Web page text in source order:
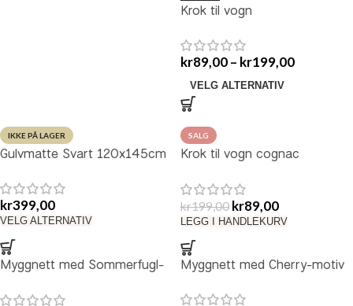
Krok til vogn
kr89,00– kr199,00
VELG ALTERNATIV
IKKE PÅ LAGER
Gulvmatte Svart 120x145cm
kr399,00
VELG ALTERNATIV
SALG
Krok til vogn cognac
kr199,00 kr89,00
LEGG I HANDLEKURV
Myggnett med Sommerfugl-
Myggnett med Cherry-motiv